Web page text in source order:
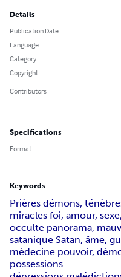
Details
Publication Date
Language
Category
Copyright
Contributors
Specifications
Format
Keywords
Prières démons,
miracles foi, amour,
occulte panorama,
satanique Satan, âme,
médecine pouvoir,
possessions